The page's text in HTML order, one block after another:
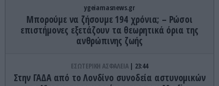
ygeiamasnews.gr
Μπορούμε να ζήσουμε 194 χρόνια; – Ρώσοι
επιστήμονες εξετάζουν τα θεωρητικά όρια της
ανθρώπινης ζωής
ΕΣΩΤΕΡΙΚΗ ΑΣΦΑΛΕΙΑ 23:44
Στην ΓΑΔΑ από το Λονδίνο συνοδεία αστυνομικών